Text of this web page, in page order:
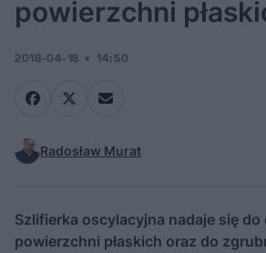
powierzchni
2018-04-18 14:50
Radosław Murat
Szlifierka oscylacyjna nadaje się do
powierzchni płaskich oraz do